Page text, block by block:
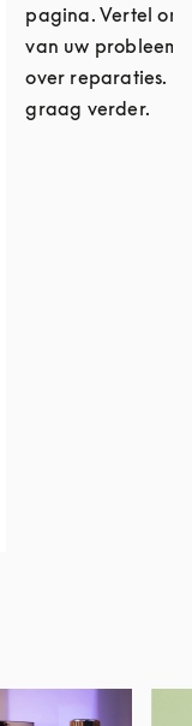
pagina. Vertel
van uw probleem
over reparaties.
graag verder.